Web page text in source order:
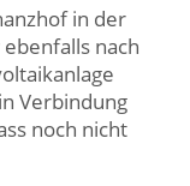
in der
nach
Verbindung
noch nicht